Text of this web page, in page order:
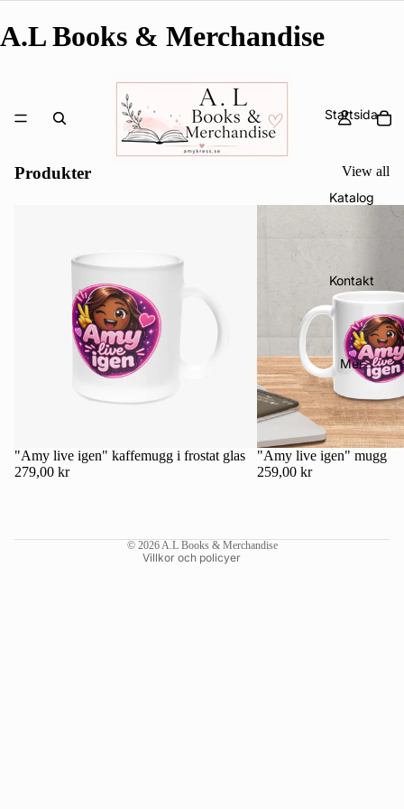
A.L Books & Merchandise
Startsida
Katalog
Kontakt
Mer
Produkter View all
"Amy live igen" kaffemugg i frostat glas
279,00 kr
"Amy live igen" mugg
259,00 kr
© 2026A.L Books & Merchandise
Villkor och policyer
Integritetspolicy
Återbetalningspolicy